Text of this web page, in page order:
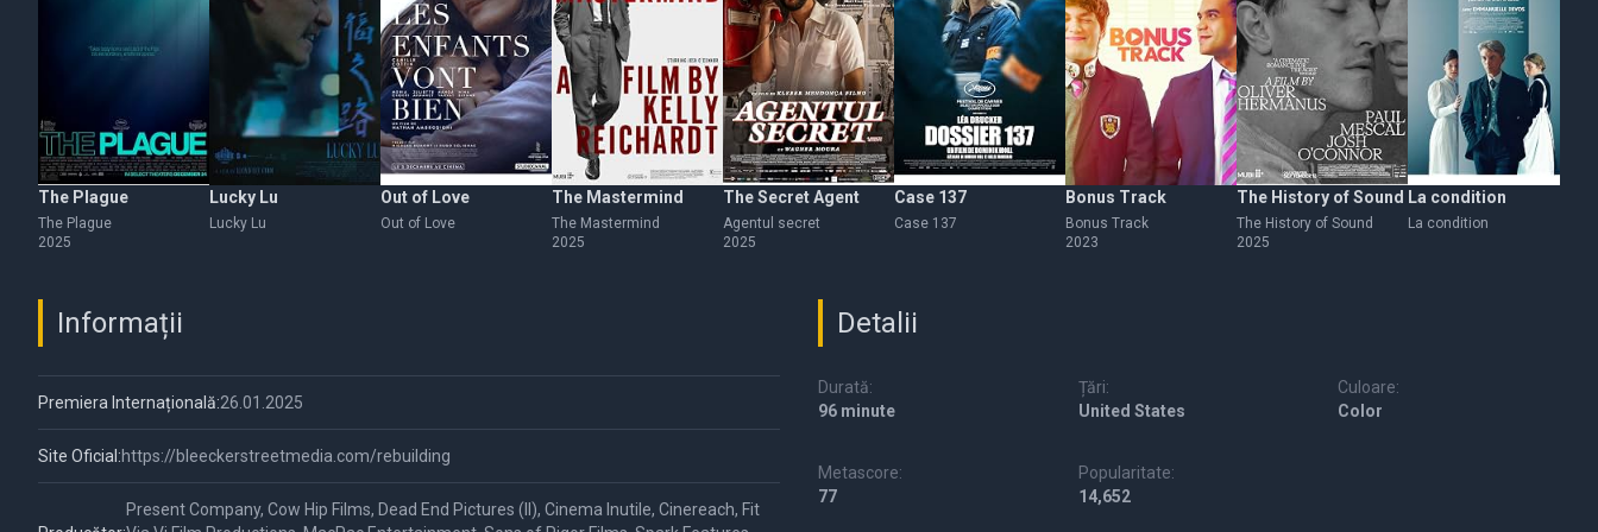
The Plague
The Plague
2025
Lucky Lu
Lucky Lu
Out of Love
Out of Love
The Mastermind
The Mastermind
2025
The Secret Agent
Agentul secret
2025
Case 137
Case 137
Bonus Track
Bonus Track
2023
The History of Sound
The History of Sound
2025
La condition
La condition
Informații
Premiera Internațională:26.01.2025
Site Oficial:https://bleeckerstreetmedia.com/rebuilding
Present Company, Cow Hip Films, Dead End Pictures (II), Cinema Inutile, Cinereach, Fit
Detalii
Durată:
96 minute
Țări:
United States
Culoare:
Color
Metascore:
77
Popularitate:
14,652